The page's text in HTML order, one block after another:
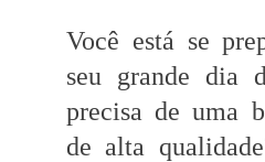
Você está se
seu grande dia
precisa de uma
de alta